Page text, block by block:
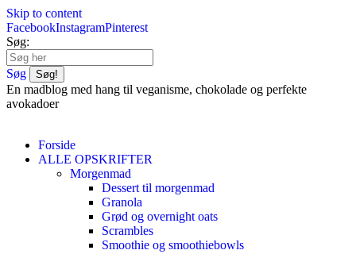
Skip to content
FacebookInstagramPinterest
Søg:
Søg
En madblog med hang til veganisme, chokolade og perfekte
avokadoer
Forside
ALLE OPSKRIFTER
Morgenmad
Dessert til morgenmad
Granola
Grød og overnight oats
Scrambles
Smoothie og smoothiebowls